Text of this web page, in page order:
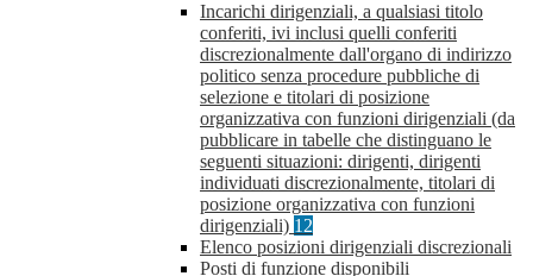
Incarichi dirigenziali, a qualsiasi titolo
conferiti, ivi inclusi quelli conferiti
discrezionalmente dall'organo di indirizzo
politico senza procedure pubbliche di
selezione e titolari di posizione
organizzativa con funzioni dirigenziali (da
pubblicare in tabelle che distinguano le
seguenti situazioni: dirigenti, dirigenti
individuati discrezionalmente, titolari di
posizione organizzativa con funzioni
dirigenziali) 12
Elenco posizioni dirigenziali discrezionali
Posti di funzione disponibili